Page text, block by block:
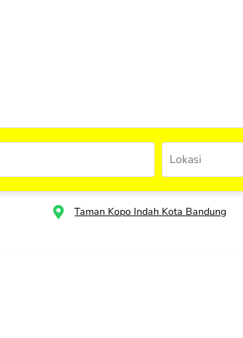
Taman Kopo Indah Kota Bandung